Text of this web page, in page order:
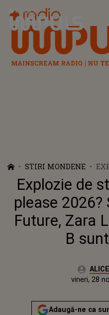
Radio Impuls
STIRI MONDENE
Explozie de
please 2026?
Future, Zara
B
Autor:
vineri, 28 noiembrie 2025Actualizat:
vineri, 28
Adaugă-ne ca